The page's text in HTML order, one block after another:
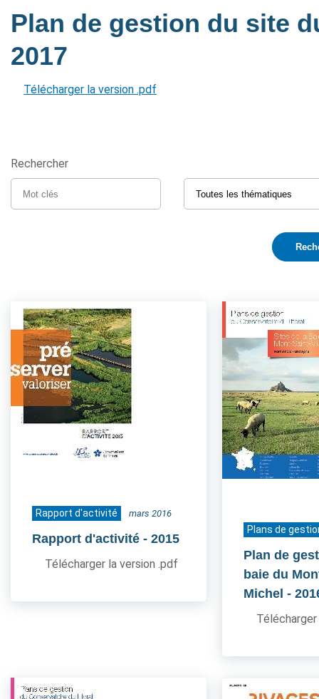
Plan de gestion du site
2017
Télécharger la version .pdf
Rechercher
Rapport d'activité mars 2016
Rapport d'activité - 2015
Télécharger la version .pdf
Plans de
Plan de
baie du
Michel -